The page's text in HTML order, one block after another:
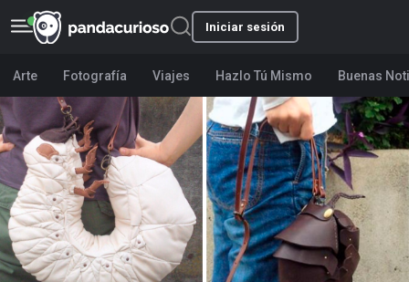
Iniciar sesión
Arte Fotografía Viajes Hazlo Tú Mismo Buenas